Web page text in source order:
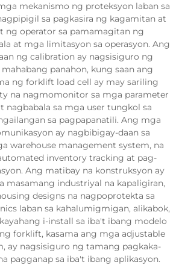
mekanismo ng proteksyon laban sa
sa pagkasira ng kagamitan at
ng operator sa pamamagitan ng
at mga limitasyon sa operasyon. Ang
ng calibration ay nagsisiguro ng
panahon, kung saan ang
ng forklift load cell ay may sariling
na nagmomonitor sa mga parameter
nagbabala sa mga user tungkol sa
sa pagpapanatili. Ang mga
ay nagbibigay-daan sa
warehouse management system, na
inventory tracking at pag-
Ang matibay na konstruksyon ay
masamang industriyal na kapaligiran,
designs na nagpoprotekta sa
laban sa kahalumigmigan, alikabok,
i-install sa iba't ibang modelo
forklift, kasama ang mga adjustable
ay nagsisiguro ng tamang pagkaka-
pagganap sa iba't ibang aplikasyon.